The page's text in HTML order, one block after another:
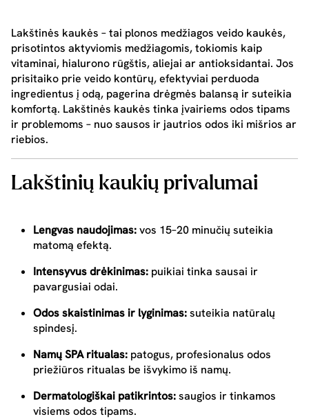
Lakštinės kaukės – tai plonos medžiagos veido kaukės,
prisotintos aktyviomis medžiagomis, tokiomis kaip
vitaminai, hialurono rūgštis, aliejai ar antioksidantai. Jos
prisitaiko prie veido kontūrų, efektyviai perduoda
ingredientus į odą, pagerina drėgmės balansą ir suteikia
komfortą. Lakštinės kaukės tinka įvairiems odos tipams
ir problemoms – nuo sausos ir jautrios odos iki mišrios ar
riebios.
Lakštinių kaukių privalumai
Lengvas naudojimas:vos 15–20 minučių suteikia
matomą efektą.
Intensyvus drėkinimas: puikiai tinka sausai ir
pavargusiai odai.
Odos skaistinimas ir lyginimas:suteikia natūralų
spindesį.
Namų SPA ritualas: patogus, profesionalus odos
priežiūros ritualas be išvykimo iš namų.
Dermatologiškai patikrintos:saugios ir tinkamos
visiems odos tipams.